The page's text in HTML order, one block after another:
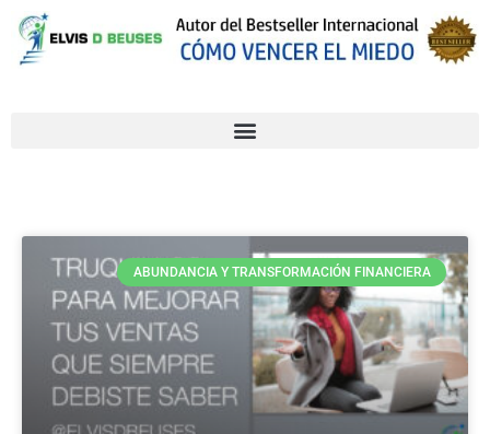
ABUNDANCIA Y TRANSFORMACIÓN FINANCIERA